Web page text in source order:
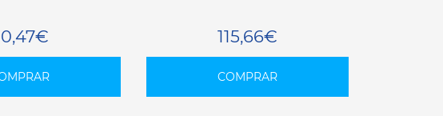
115,66€
COMPRAR